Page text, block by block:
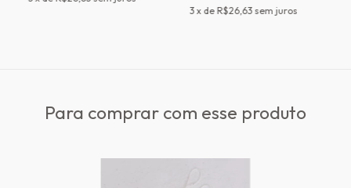
3 x de R$26,63 sem juros
Para comprar com esse produto